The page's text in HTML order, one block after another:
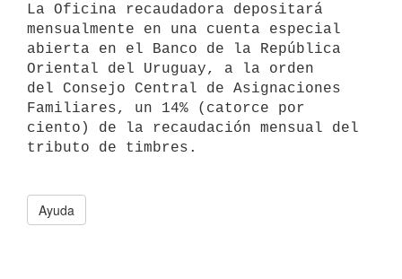
La Oficina recaudadora depositará
mensualmente en una cuenta especial
abierta en el Banco de la República
Oriental del Uruguay, a la orden
del Consejo Central de Asignaciones
Familiares, un 14% (catorce por
ciento) de la recaudación mensual del
tributo de timbres.
Ayuda